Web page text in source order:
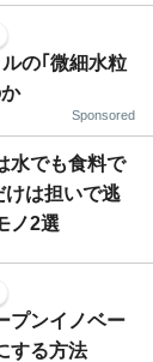
の｢微細水粒
Sponsored
水でも食料で
けは担いで逃
ノ2選
プンイノベー
する方法